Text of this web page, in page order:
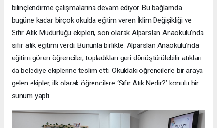
bilinçlendirme çalışmalarına devam ediyor. Bu bağlamda
bugüne kadar birçok okulda eğitim veren İklim Değişikliği ve
Sıfır Atık Müdürlüğü ekipleri, son olarak Alparslan Anaokulu’nda
sıfır atık eğitimi verdi. Bununla birlikte, Alparslan Anaokulu’nda
eğitim gören öğrenciler, topladıkları geri dönüştürülebilir atıkları
da belediye ekiplerine teslim etti. Okuldaki öğrencilerle bir araya
gelen ekipler, ilk olarak öğrencilere ‘Sıfır Atık Nedir?’ konulu bir
sunum yaptı.